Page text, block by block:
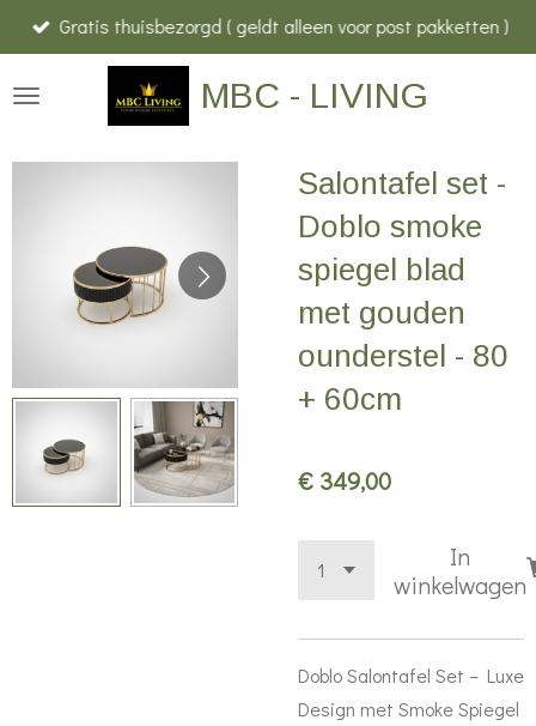
Ga
direct
naar
hoofdinhoud
MBC - LIVING
Gratis thuisbezorgd ( geldt alleen voor post pakketten )
Salontafel set -
Doblo smoke
spiegel blad
met gouden
ounderstel - 80
+ 60cm
€ 349,00
In
winkelwagen
Doblo Salontafel Set – Luxe
Design met Smoke Spiegel